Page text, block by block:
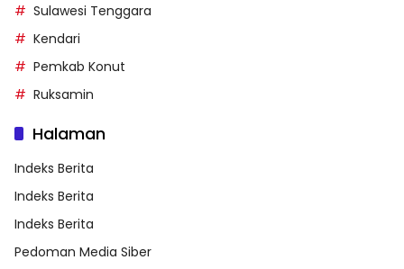
Sulawesi Tenggara
Kendari
Pemkab Konut
Ruksamin
Halaman
Indeks Berita
Indeks Berita
Indeks Berita
Pedoman Media Siber